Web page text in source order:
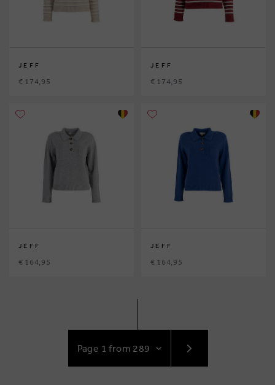
JEFF
€ 174,95
JEFF
€ 174,95
JEFF
€ 164,95
JEFF
€ 164,95
TO
NEXT